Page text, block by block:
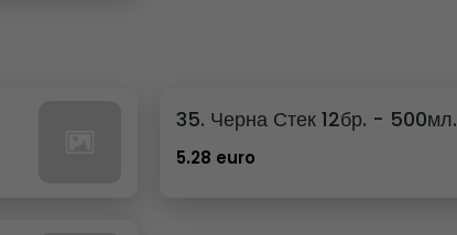
35. Черна Стек 12бр. - 500мл.
5.28 euro